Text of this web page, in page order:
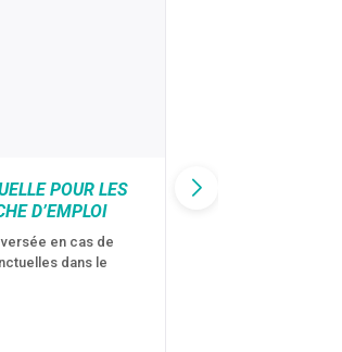
POUR LES
D’EMPLOI
en cas de
dans le